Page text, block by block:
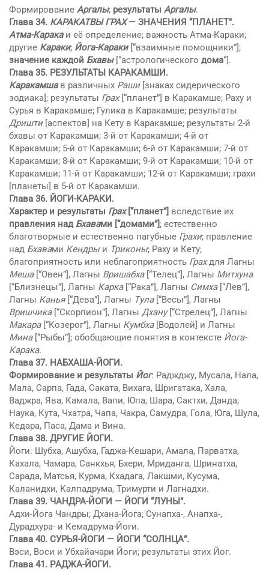
Формирование Аргалы; результаты Аргалы.
Глава 34. КАРАКАТВЫ ГРАХ— ЗНАЧЕНИЯ “ПЛАНЕТ”.
Aтмa-Каракаи её определение; важность Aтмa-Караки;
другие Караки; Йога-Караки[“взаимные помощники”];
значение каждой Бхaвы[“астрологического дома“].
Глава 35. РЕЗУЛЬТАТЫ КАРАКAМШИ.
Каракaмшав различных Рaши[знаках сидерического
зодиака]; результаты Грах[“планет”] в Каракaмше; Рaху и
Сyрья в Каракaмше; Гулика в Каракaмше; результаты
Дришти[аспектов] на Кету в Каракaмше; результаты 2-й
бхaвы от Каракaмши; 3-й от Каракaмши; 4-й от
Каракaмши; 5-й от Каракaмши; 6-й от Каракaмши; 7-й от
Каракaмши; 8-й от Каракaмши; 9-й от Каракaмши; 10-й от
Каракaмши; 11-й от Каракaмши; 12-й от Каракaмши; грахи
[планеты] в 5-й от Каракaмши.
Глава 36. ЙОГИ-КАРАКИ .
Характер и результаты Грах[“планет”] вследствие их
правления над Бхaвами [“домами”] ; естественно
благотворные и естественно пагубные Грахи; правление
над Бхaвами Кендрыи Триконы; Рaху и Кету;
благоприятность или неблагоприятность Грахдля Лагны
Меша[“Овен”], Лагны Вришабха[“Телец”], Лагны Митхуна
[“Близнецы”], Лагны Карка[“Рака”], Лагны Симха[“Лев”],
Лагны Канья[“Дева”], Лагны Тyла[“Весы”], Лагны
Вришчика[“Скорпион”], Лагны Дхану[“Стрелец”], Лагны
Макара[“Козерог”], Лагны Кумбха[Водолей] и Лагны
Мина[“Рыбы”]; обобщающие понятия в контексте Йога-
Карака.
Глава 37. НАБХАША-ЙОГИ.
Формирование и результаты Йог: Раджджу, Мусала, Нала,
Мaла, Сарпа, Гада, Саката, Вихага, Шригатака, Хала,
Ваджра, Ява, Камала, Вaпи, Юпа, Шара, Сактхи, Данда,
Наука, Кyта, Чхатра, Чaпа, Чакра, Самудра, Гола, Юга, Шyла,
Кедара, Паса, Дама и Вина.
Глава 38. ДРУГИЕ ЙОГИ.
Йоги: Шубха, Ашубха, Гаджа-Кешари, Амала, Парватха,
Кахала, Чaмара, Санкхья, Бхери, Мриданга, Шринатха,
Сарада, Матсья, Кyрма, Кхадага, Лакшми, Кусума,
Каланидхи, Калпадрума, Тримурти и Лагнадхи.
Глава 39. ЧАНДРА-ЙОГИ — ЙОГИ “ЛУНЫ”.
Адхи-Йога Чандры; Дхана-Йога; Сунапха-, Анапха-,
Дурадхура- и Кемадрума-Йоги.
Глава 40. СУРЬЯ-ЙОГИ — ЙОГИ “СОЛНЦА”.
Вэси, Воси и Убхайачари Йоги; результаты этих Йог.
Глава 41. РAДЖА-ЙОГИ .